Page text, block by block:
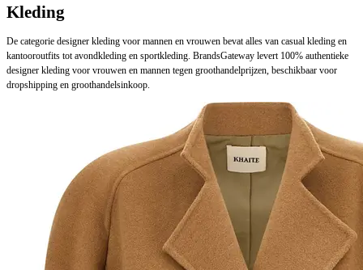
Kleding
De categorie designer kleding voor mannen en vrouwen bevat alles van casual kleding en
kantooroutfits tot avondkleding en sportkleding. BrandsGateway levert 100% authentieke
designer kleding voor vrouwen en mannen tegen groothandelprijzen, beschikbaar voor
dropshipping en groothandelsinkoop.